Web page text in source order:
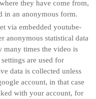
they have come from,
in an anonymous form.
via embedded youtube-
anonymous statistical data
many times the video is
are used for
data is collected unless
account, in that case
with your account, for